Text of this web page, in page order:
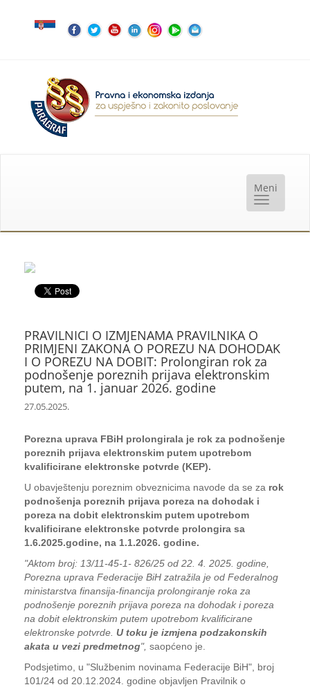
PRAVILNICI O IZMJENAMA PRAVILNIKA O
PRIMJENI ZAKONA O POREZU NA DOHODAK
I O POREZU NA DOBIT: Prolongiran rok za
podnošenje poreznih prijava elektronskim
putem, na 1. januar 2026. godine
27.05.2025.
Porezna uprava FBiH prolongirala je rok za podnošenje
poreznih prijava elektronskim putem upotrebom
kvalificirane elektronske potvrde (KEP).
U obavještenju poreznim obveznicima navode da se za rok
podnošenja poreznih prijava poreza na dohodak i
poreza na dobit elektronskim putem upotrebom
kvalificirane elektronske potvrde prolongira sa
1.6.2025.godine, na 1.1.2026. godine.
"Aktom broj: 13/11-45-1- 826/25 od 22. 4. 2025. godine,
Porezna uprava Federacije BiH zatražila je od Federalnog
ministarstva finansija-financija prolongiranje roka za
podnošenje poreznih prijava poreza na dohodak i poreza
na dobit elektronskim putem upotrebom kvalificirane
elektronske potvrde. U toku je izmjena podzakonskih
akata u vezi predmetnog", saopćeno je.
Podsjetimo, u "Službenim novinama Federacije BiH", broj
101/24 od 20.12.2024. godine objavljen Pravilnik o